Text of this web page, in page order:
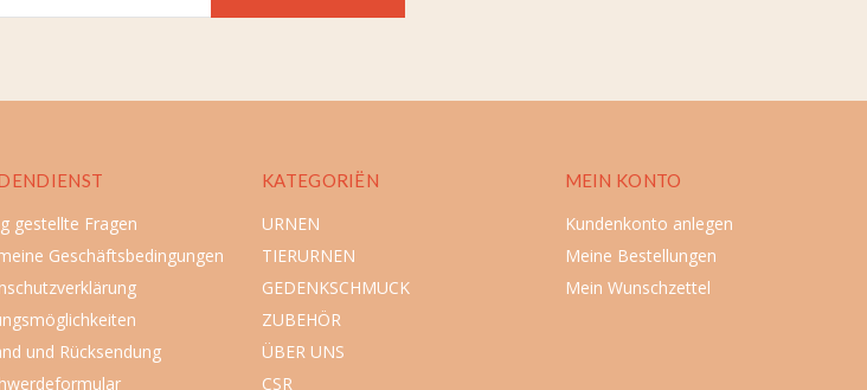
gestellte Fragen
Geschäftsbedingungen
und Rücksendung
KATEGORIËN
URNEN
TIERURNEN
GEDENKSCHMUCK
ZUBEHÖR
ÜBER UNS
CSR
MEIN KONTO
Kundenkonto anlegen
Meine Bestellungen
Mein Wunschzettel